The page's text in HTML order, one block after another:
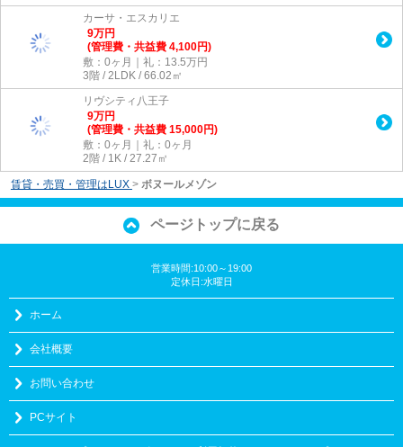
カーサ・エスカリエ
9万円
(管理費・共益費 4,100円)
敷：0ヶ月｜礼：13.5万円
3階 / 2LDK / 66.02㎡
リヴシティ八王子
9万円
(管理費・共益費 15,000円)
敷：0ヶ月｜礼：0ヶ月
2階 / 1K / 27.27㎡
賃貸・売買・管理はLUX > ボヌールメゾン
ページトップに戻る
営業時間:10:00～19:00
定休日:水曜日
ホーム
会社概要
お問い合わせ
PCサイト